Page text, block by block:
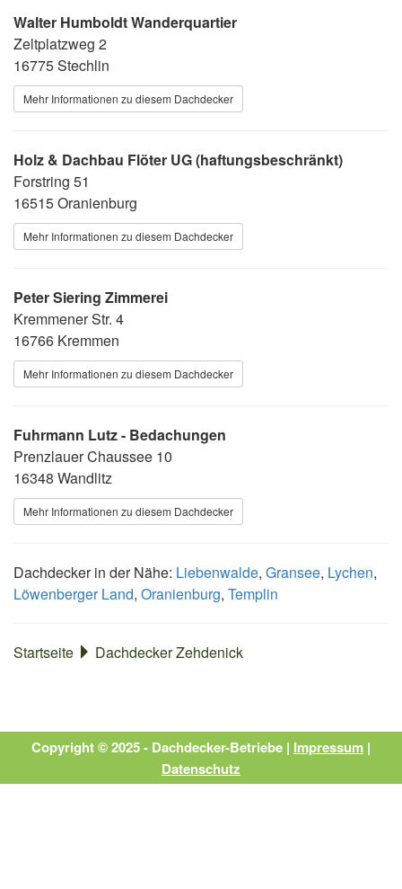
Walter Humboldt Wanderquartier
Zeltplatzweg 2
16775 Stechlin
Mehr Informationen zu diesem Dachdecker
Holz & Dachbau Flöter UG (haftungsbeschränkt)
Forstring 51
16515 Oranienburg
Mehr Informationen zu diesem Dachdecker
Peter Siering Zimmerei
Kremmener Str. 4
16766 Kremmen
Mehr Informationen zu diesem Dachdecker
Fuhrmann Lutz - Bedachungen
Prenzlauer Chaussee 10
16348 Wandlitz
Mehr Informationen zu diesem Dachdecker
Dachdecker in der Nähe: Liebenwalde, Gransee, Lychen,
Löwenberger Land, Oranienburg, Templin
Startseite Dachdecker Zehdenick
Copyright © 2025 - Dachdecker-Betriebe | Impressum |
Datenschutz